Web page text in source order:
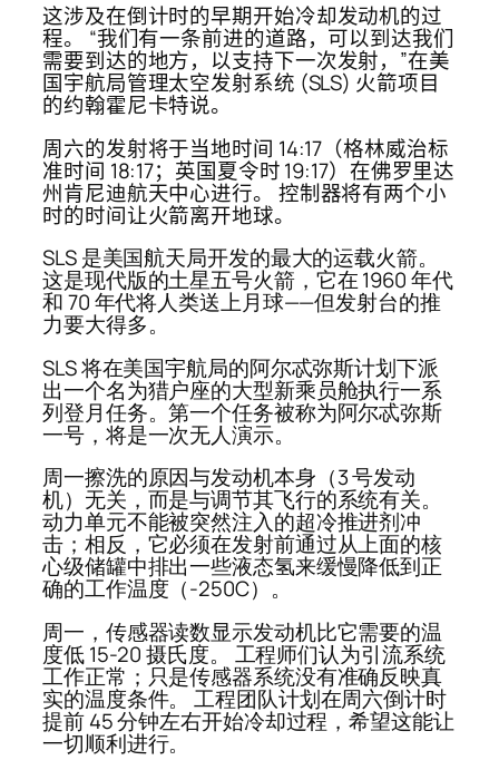
这涉及在倒计时的早期开始冷却发动机的过
程。 “我们有一条前进的道路，可以到达我们
需要到达的地方，以支持下一次发射，”在美
国宇航局管理太空发射系统 (SLS) 火箭项目
的约翰霍尼卡特说。
周六的发射将于当地时间 14:17（格林威治标
准时间 18:17；英国夏令时 19:17）在佛罗里达
州肯尼迪航天中心进行。 控制器将有两个小
时的时间让火箭离开地球。
SLS 是美国航天局开发的最大的运载火箭。
这是现代版的土星五号火箭，它在 1960 年代
和 70 年代将人类送上月球——但发射台的推
力要大得多。
SLS 将在美国宇航局的阿尔忒弥斯计划下派
出一个名为猎户座的大型新乘员舱执行一系
列登月任务。第一个任务被称为阿尔忒弥斯
一号，将是一次无人演示。
周一擦洗的原因与发动机本身（3 号发动
机）无关，而是与调节其飞行的系统有关。
动力单元不能被突然注入的超冷推进剂冲
击；相反，它必须在发射前通过从上面的核
心级储罐中排出一些液态氢来缓慢降低到正
确的工作温度（-250C）。
周一，传感器读数显示发动机比它需要的温
度低 15-20 摄氏度。 工程师们认为引流系统
工作正常；只是传感器系统没有准确反映真
实的温度条件。 工程团队计划在周六倒计时
提前 45 分钟左右开始冷却过程，希望这能让
一切顺利进行。